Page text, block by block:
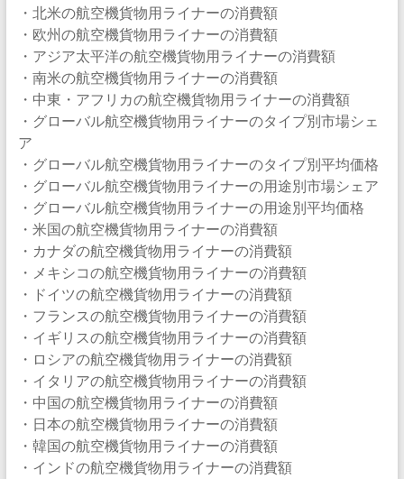
・北米の航空機貨物用ライナーの消費額
・欧州の航空機貨物用ライナーの消費額
・アジア太平洋の航空機貨物用ライナーの消費額
・南米の航空機貨物用ライナーの消費額
・中東・アフリカの航空機貨物用ライナーの消費額
・グローバル航空機貨物用ライナーのタイプ別市場シェ
ア
・グローバル航空機貨物用ライナーのタイプ別平均価格
・グローバル航空機貨物用ライナーの用途別市場シェア
・グローバル航空機貨物用ライナーの用途別平均価格
・米国の航空機貨物用ライナーの消費額
・カナダの航空機貨物用ライナーの消費額
・メキシコの航空機貨物用ライナーの消費額
・ドイツの航空機貨物用ライナーの消費額
・フランスの航空機貨物用ライナーの消費額
・イギリスの航空機貨物用ライナーの消費額
・ロシアの航空機貨物用ライナーの消費額
・イタリアの航空機貨物用ライナーの消費額
・中国の航空機貨物用ライナーの消費額
・日本の航空機貨物用ライナーの消費額
・韓国の航空機貨物用ライナーの消費額
・インドの航空機貨物用ライナーの消費額